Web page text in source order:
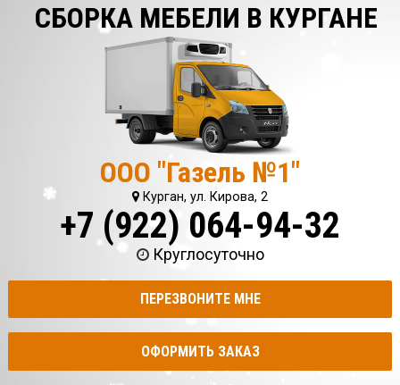
СБОРКА МЕБЕЛИ В КУРГАНЕ
ООО "Газель №1"
Курган, ул. Кирова, 2
+7 (922) 064-94-32
Круглосуточно
ПЕРЕЗВОНИТЕ МНЕ
ОФОРМИТЬ ЗАКАЗ